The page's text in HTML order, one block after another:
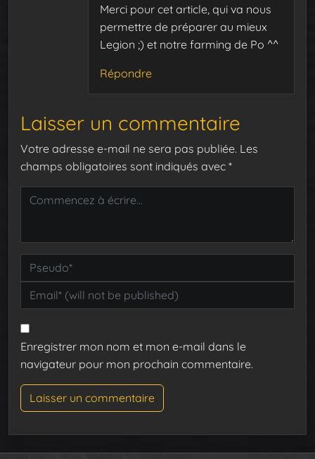
Merci pour cet article, qui va nous
permettre de préparer au mieux
Legion ;) et notre farming de Po ^^
Répondre
Laisser un commentaire
Votre adresse e-mail ne sera pas publiée. Les
champs obligatoires sont indiqués avec *
Enregistrer mon nom et mon e-mail dans le
navigateur pour mon prochain commentaire.